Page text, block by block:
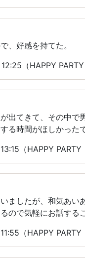
、好感を持てた。
（HAPPY
出てきて、その中
る時間がほしかった
（HAPPY
ましたが、和気あ
ので気軽にお話する
（HAPPY